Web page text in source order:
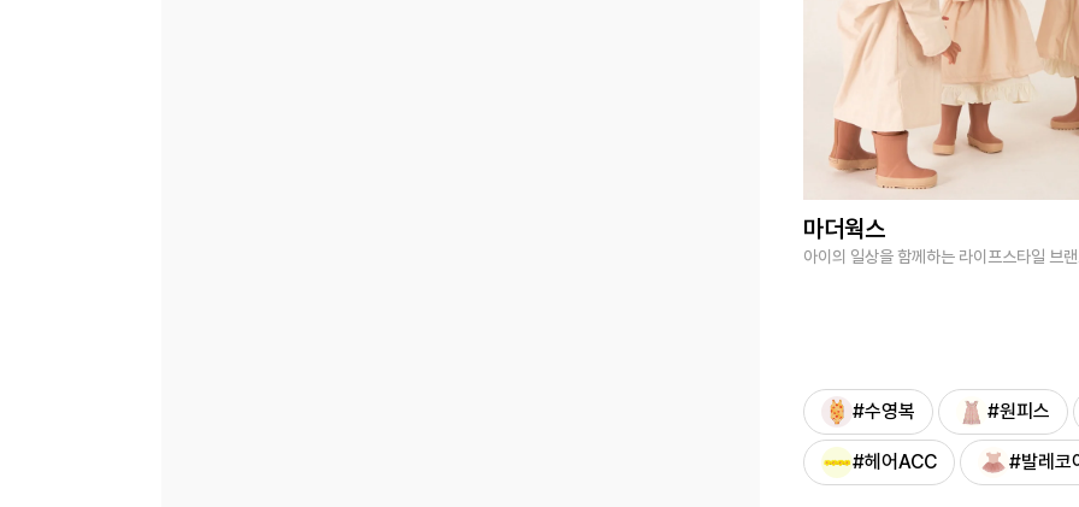
마더웍스
아이의 일상을 함께하는 라이프스타일 브
#수영복 #원피스
#헤어ACC #발레코